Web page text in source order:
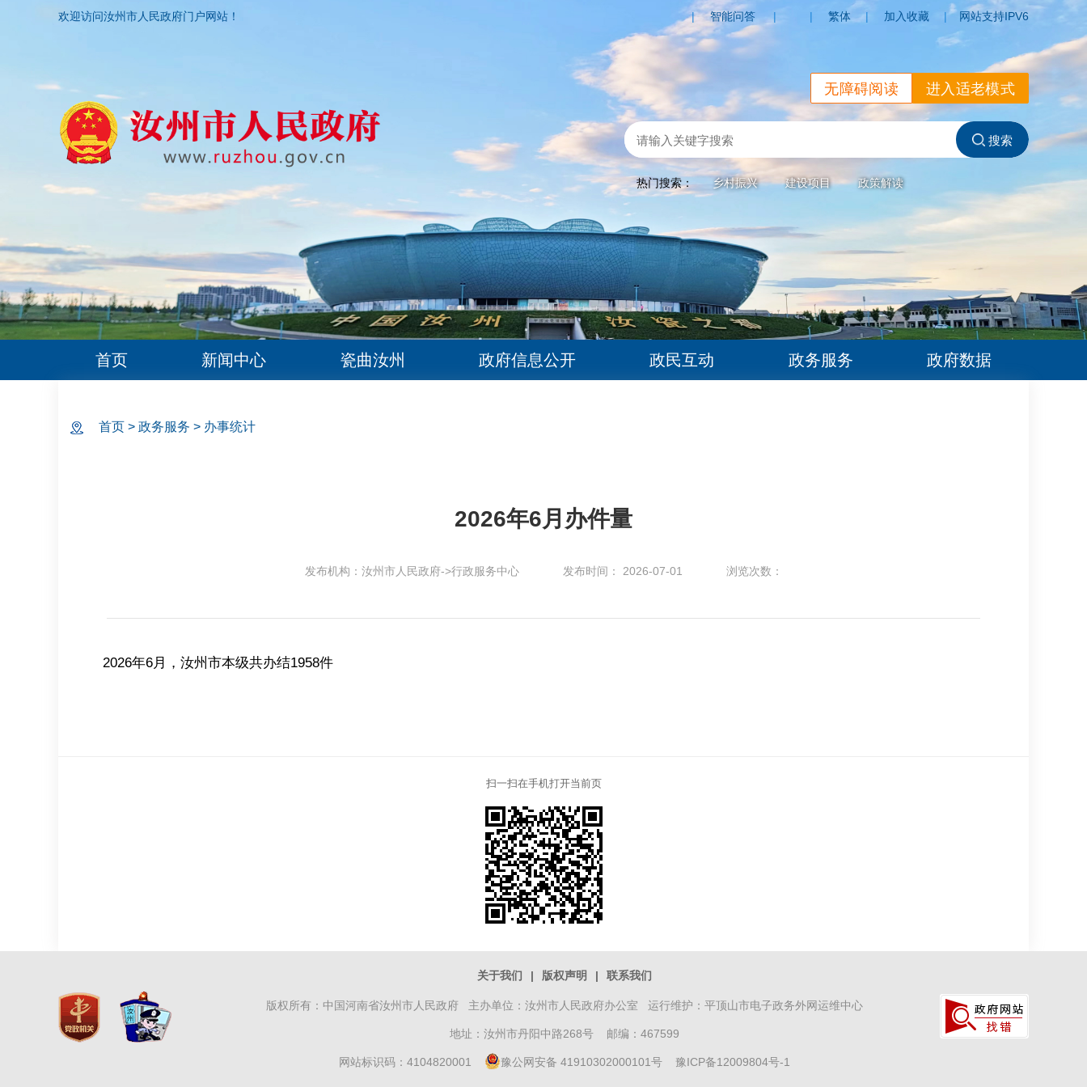
欢迎访问汝州市人民政府门户网站！ | 智能问答 | | 繁体 | 加入收藏 | 网站支持IPV6
进入适老模式
无障碍阅读
热门搜索： 乡村振兴 建设项目 政策解读
首页 新闻中心 瓷曲汝州 政府信息公开 政民互动 政务服务 政府数据
首页 > 政务服务 > 办事统计
2026年6月办件量
发布机构：汝州市人民政府->行政服务中心 发布时间： 2026-07-01 浏览次数：
2026年6月，汝州市本级共办结1958件
扫一扫在手机打开当前页
关于我们 | 版权声明 | 联系我们
版权所有：中国河南省汝州市人民政府 主办单位：汝州市人民政府办公室 运行维护：平顶山市电子政务外网运维中心
地址：汝州市丹阳中路268号 邮编：467599
网站标识码：4104820001 豫公网安备 41910302000101号 豫ICP备12009804号-1